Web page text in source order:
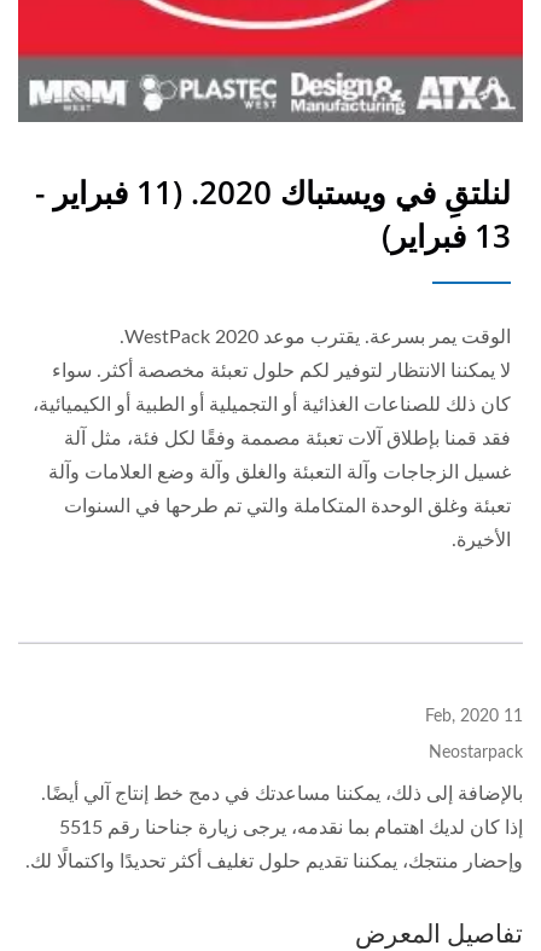
لنلتقِ في ويستباك 2020. (11 فبراير -
13 فبراير)
الوقت يمر بسرعة. يقترب موعد WestPack 2020.
لا يمكننا الانتظار لتوفير لكم حلول تعبئة مخصصة أكثر. سواء
كان ذلك للصناعات الغذائية أو التجميلية أو الطبية أو الكيميائية،
فقد قمنا بإطلاق آلات تعبئة مصممة وفقًا لكل فئة، مثل آلة
غسيل الزجاجات وآلة التعبئة والغلق وآلة وضع العلامات وآلة
تعبئة وغلق الوحدة المتكاملة والتي تم طرحها في السنوات
الأخيرة.
11 Feb, 2020
Neostarpack
بالإضافة إلى ذلك، يمكننا مساعدتك في دمج خط إنتاج آلي أيضًا.
إذا كان لديك اهتمام بما نقدمه، يرجى زيارة جناحنا رقم 5515
وإحضار منتجك، يمكننا تقديم حلول تغليف أكثر تحديدًا واكتمالًا لك.
تفاصيل المعرض